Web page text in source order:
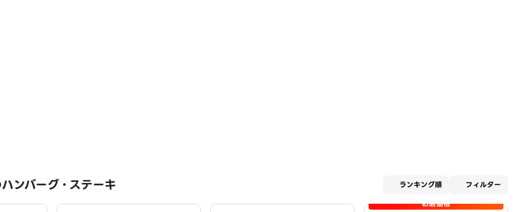
ンバーグ・ステーキ ランキング順 フィルター
お店価格